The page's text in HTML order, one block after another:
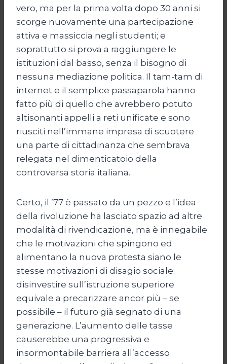
vero, ma per la prima volta dopo 30 anni si
scorge nuovamente una partecipazione
attiva e massiccia negli studenti; e
soprattutto si prova a raggiungere le
istituzioni dal basso, senza il bisogno di
nessuna mediazione politica. Il tam-tam di
internet e il semplice passaparola hanno
fatto più di quello che avrebbero potuto
altisonanti appelli a reti unificate e sono
riusciti nell’immane impresa di scuotere
una parte di cittadinanza che sembrava
relegata nel dimenticatoio della
controversa storia italiana.
Certo, il ’77 è passato da un pezzo e l’idea
della rivoluzione ha lasciato spazio ad altre
modalità di rivendicazione, ma è innegabile
che le motivazioni che spingono ed
alimentano la nuova protesta siano le
stesse motivazioni di disagio sociale:
disinvestire sull’istruzione superiore
equivale a precarizzare ancor più – se
possibile – il futuro già segnato di una
generazione. L’aumento delle tasse
causerebbe una progressiva e
insormontabile barriera all’accesso